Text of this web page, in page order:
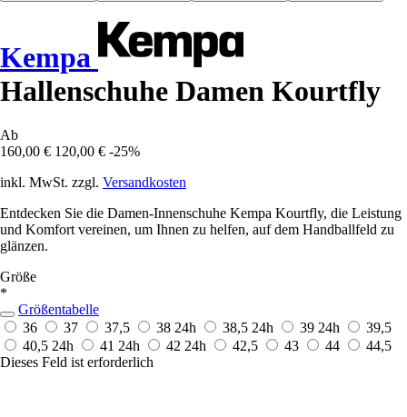
Kempa
Hallenschuhe Damen Kourtfly
Ab
160,00 € 120,00 € -25%
inkl. MwSt. zzgl. Versandkosten
Entdecken Sie die Damen-Innenschuhe Kempa Kourtfly, die Leistung
und Komfort vereinen, um Ihnen zu helfen, auf dem Handballfeld zu
glänzen.
Größe
*
Größentabelle
36
37 37,5 38 24h 38,5 24h 39 24h
39,5
40,5 24h 41 24h 42 24h 42,5 43 44
44,5
Dieses Feld ist erforderlich